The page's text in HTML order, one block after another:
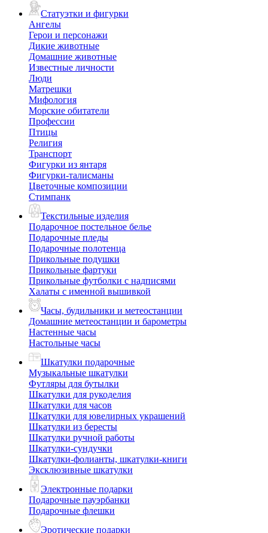
Статуэтки и фигурки
Ангелы
Герои и персонажи
Дикие животные
Домашние животные
Известные личности
Люди
Матрешки
Мифология
Морские обитатели
Профессии
Птицы
Религия
Транспорт
Фигурки из янтаря
Фигурки-талисманы
Цветочные композиции
Стимпанк
Текстильные изделия
Подарочное постельное белье
Подарочные пледы
Подарочные полотенца
Прикольные подушки
Прикольные фартуки
Прикольные футболки с надписями
Халаты с именной вышивкой
Часы, будильники и метеостанции
Домашние метеостанции и барометры
Настенные часы
Настольные часы
Шкатулки подарочные
Музыкальные шкатулки
Футляры для бутылки
Шкатулки для рукоделия
Шкатулки для часов
Шкатулки для ювелирных украшений
Шкатулки из бересты
Шкатулки ручной работы
Шкатулки-сундучки
Шкатулки-фолианты, шкатулки-книги
Эксклюзивные шкатулки
Электронные подарки
Подарочные пауэрбанки
Подарочные флешки
Эротические подарки